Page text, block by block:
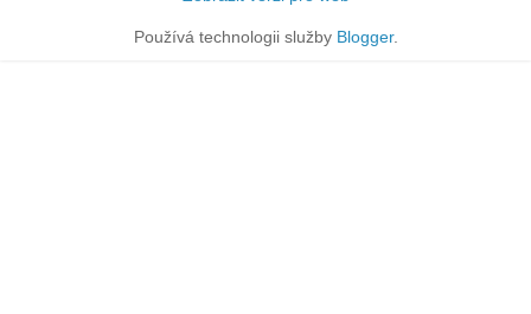
Používá technologii služby Blogger.